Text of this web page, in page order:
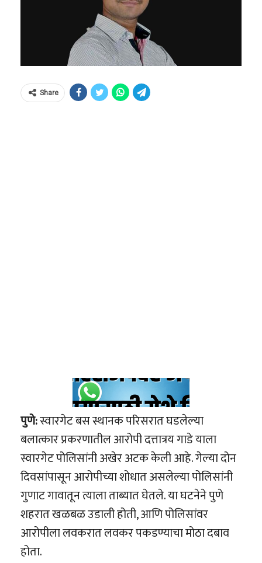
Share
पुणे:स्वारगेट बस स्थानक परिसरात घडलेल्या
बलात्कार प्रकरणातील आरोपी दत्तात्रय गाडे याला
स्वारगेट पोलिसांनी अखेर अटक केली आहे. गेल्या दोन
दिवसांपासून आरोपीच्या शोधात असलेल्या पोलिसांनी
गुणाट गावातून त्याला ताब्यात घेतले. या घटनेने पुणे
शहरात खळबळ उडाली होती, आणि पोलिसांवर
आरोपीला लवकरात लवकर पकडण्याचा मोठा दबाव
होता.